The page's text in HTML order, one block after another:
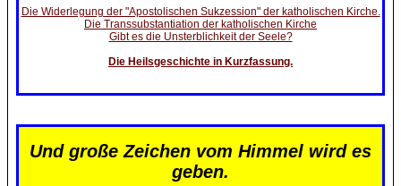
Die Widerlegung der "Apostolischen Sukzession" der katholischen Kirche.
Die Transsubstantiation der katholischen Kirche
Gibt es die Unsterblichkeit der Seele?
Die Heilsgeschichte in Kurzfassung.
Und große Zeichen vom Himmel wird es
geben.